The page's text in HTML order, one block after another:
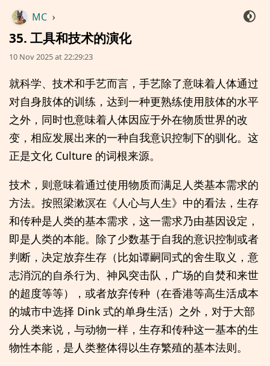
MC ›
35. 工具和技术的演化
10 Nov 2025 at 22:29:23
就科学、技术和手艺而言，手艺除了意味着人体通过
对自身肢体的训练，达到一种更熟练使用肢体的水平
之外，同时也意味着人体因应于外在物质世界的改
变，相应发展出来的一种自我意识控制下的驯化。这
正是文化 Culture 的词根来源。
技术，则意味着通过使用物质而满足人类基本需求的
方法。按照梁漱溟在《人心与人生》中的看法，生存
和传种是人类的基本需求，这一需求乃由基因设定，
即是人类的本能。除了少数基于自我的意识控制或者
判断，决定放弃生存（比如谭嗣同式的舍生取义，意
志消沉的自杀行为、神风突击队，广场的自焚和来世
的超度等等），或者放弃传种（在香港等高生活成本
的城市中选择 Dink 式的单身生活）之外，对于大部
分人类来说，与动物一样，生存和传种这一基本的生
物性本能，是人类整体得以生存繁殖的基本法则。